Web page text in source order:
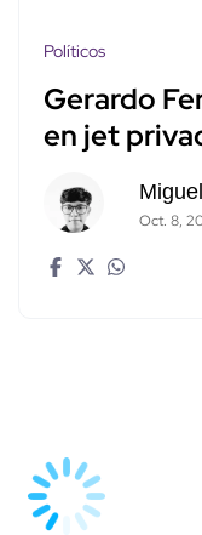
Políticos
Gerardo
en jet
Oct. 8,